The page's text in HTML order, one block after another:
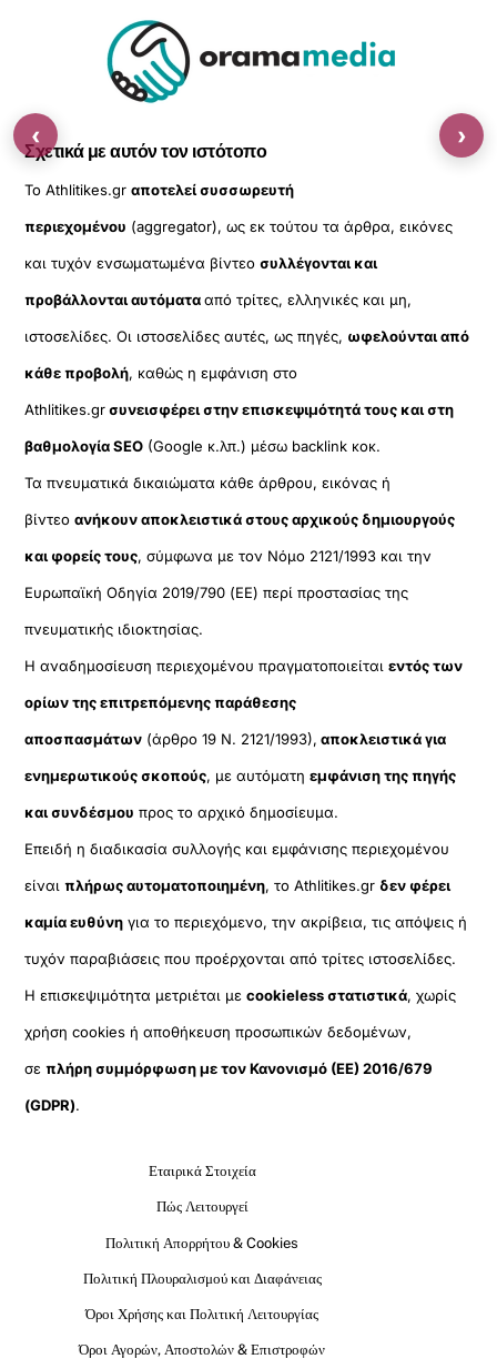
Σχετικά με αυτόν τον ιστότοπο
Το Athlitikes.grαποτελεί συσσωρευτή
περιεχομένου (aggregator), ως εκ τούτου τα άρθρα, εικόνες
και τυχόν ενσωματωμένα βίντεοσυλλέγονται και
προβάλλονται αυτόματααπό τρίτες, ελληνικές και μη,
ιστοσελίδες. Οι ιστοσελίδες αυτές, ως πηγές, ωφελούνται από
κάθε προβολή, καθώς η εμφάνιση στο
Athlitikes.grσυνεισφέρει στην επισκεψιμότητά τους και στη
βαθμολογία SEO (Google κ.λπ.) μέσω backlink κοκ.
Τα πνευματικά δικαιώματα κάθε άρθρου, εικόνας ή
βίντεοανήκουν αποκλειστικά στους αρχικούς δημιουργούς
και φορείς τους, σύμφωνα με τον Νόμο 2121/1993 και την
Ευρωπαϊκή Οδηγία 2019/790 (ΕΕ) περί προστασίας της
πνευματικής ιδιοκτησίας.
Η αναδημοσίευση περιεχομένου πραγματοποιείταιεντός των
ορίων της επιτρεπόμενης παράθεσης
αποσπασμάτων (άρθρο 19 Ν. 2121/1993), αποκλειστικά για
ενημερωτικούς σκοπούς, με αυτόματηεμφάνιση της πηγής
και συνδέσμου προς το αρχικό δημοσίευμα.
Επειδή η διαδικασία συλλογής και εμφάνισης περιεχομένου
είναιπλήρως αυτοματοποιημένη, το Athlitikes.gr δεν φέρει
καμία ευθύνη για το περιεχόμενο, την ακρίβεια, τις απόψεις ή
τυχόν παραβιάσεις που προέρχονται από τρίτες ιστοσελίδες.
Η επισκεψιμότητα μετριέται μεcookieless στατιστικά, χωρίς
χρήση cookies ή αποθήκευση προσωπικών δεδομένων,
σεπλήρη συμμόρφωση με τον Κανονισμό (ΕΕ) 2016/679
(GDPR).
Εταιρικά Στοιχεία
Πώς Λειτουργεί
Πολιτική Απορρήτου & Cookies
Πολιτική Πλουραλισμού και Διαφάνειας
Όροι Χρήσης και Πολιτική Λειτουργίας
Όροι Αγορών, Αποστολών & Επιστροφών
‹ ›